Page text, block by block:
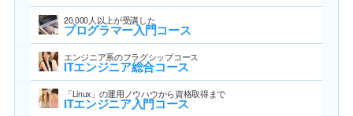
20,000人以上が受講した
プログラマー入門コース
エンジニア系のフラグシップコース
ITエンジニア総合コース
「Linux」の運用ノウハウから資格取得まで
ITエンジニア入門コース